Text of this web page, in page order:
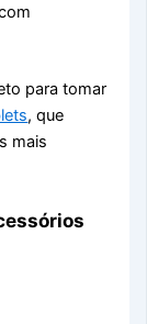
para tomar
, que
mais